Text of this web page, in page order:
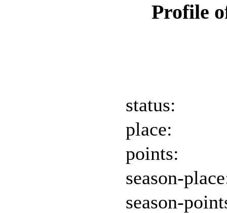
Profile
status:
place:
points:
season-
season-